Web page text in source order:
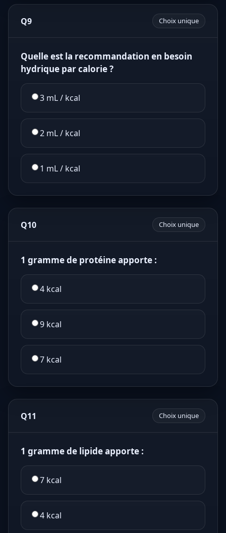
Q9 Choix unique
Quelle est la recommandation en besoin
hydrique par calorie ?
3 mL / kcal
2 mL / kcal
1 mL / kcal
Q10 Choix unique
1 gramme de protéine apporte :
4 kcal
9 kcal
7 kcal
Q11 Choix unique
1 gramme de lipide apporte :
7 kcal
4 kcal